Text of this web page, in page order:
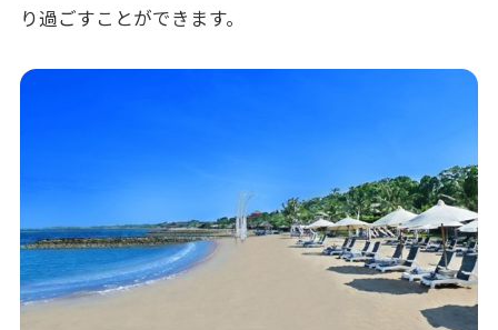
り過ごすことができます。